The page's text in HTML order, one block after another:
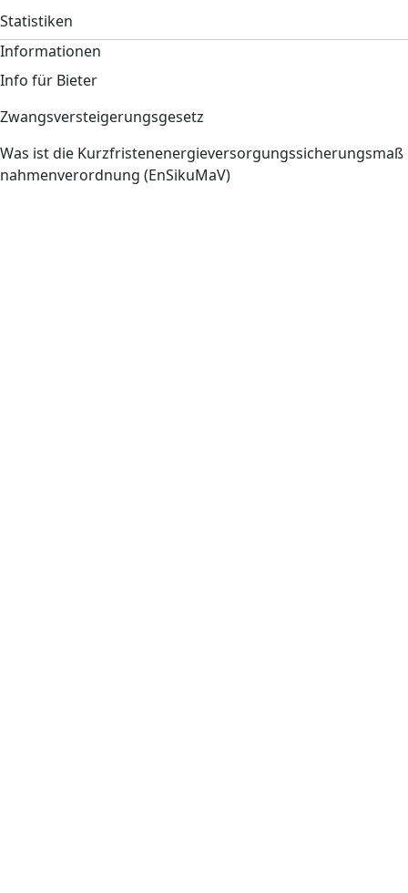
Statistiken
Informationen
Info für Bieter
Zwangsversteigerungsgesetz
Was ist die Kurzfristenenergieversorgungssicherungsmaß
nahmenverordnung (EnSikuMaV)